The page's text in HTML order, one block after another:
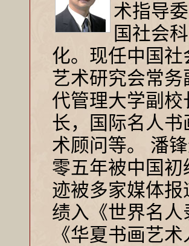
术指导
国社会
化。现任中国
艺术研究会常
代管理大学副
长，国际名人
术顾问等。 潘
零五年被中国
迹被多家媒体
绩入《世界名
《华夏书画艺